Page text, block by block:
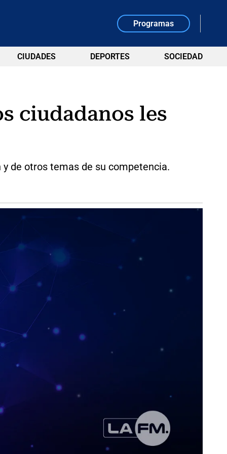
Programas
CIUDADES DEPORTES SOCIEDAD
ciudadanos les
de otros temas de su competencia.